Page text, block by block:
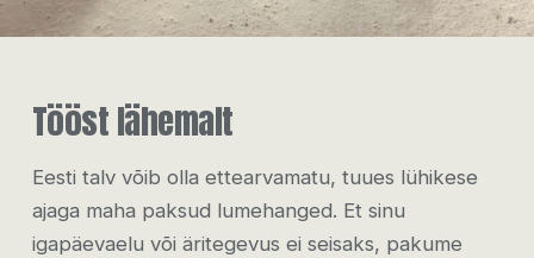
Tööst lähemalt
Eesti talv võib olla ettearvamatu, tuues lühikese
ajaga maha paksud lumehanged. Et sinu
igapäevaelu või äritegevus ei seisaks, pakume